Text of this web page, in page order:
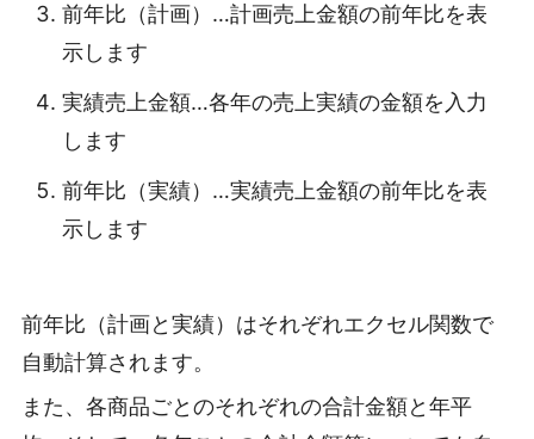
前年比（計画）…計画売上金額の前年比を表
示します
実績売上金額…各年の売上実績の金額を入力
します
前年比（実績）…実績売上金額の前年比を表
示します
前年比（計画と実績）はそれぞれエクセル関数で
自動計算されます。
また、各商品ごとのそれぞれの合計金額と年平